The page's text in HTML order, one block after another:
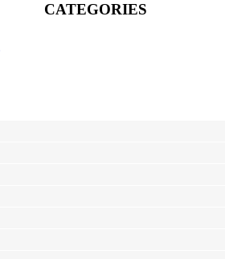
CATEGORIES